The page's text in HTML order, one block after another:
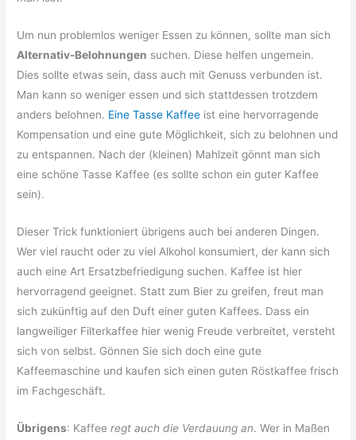
Um nun problemlos weniger Essen zu können, sollte man sich
Alternativ-Belohnungen suchen. Diese helfen ungemein.
Dies sollte etwas sein, dass auch mit Genuss verbunden ist.
Man kann so weniger essen und sich stattdessen trotzdem
anders belohnen. Eine Tasse Kaffee ist eine hervorragende
Kompensation und eine gute Möglichkeit, sich zu belohnen und
zu entspannen. Nach der (kleinen) Mahlzeit gönnt man sich
eine schöne Tasse Kaffee (es sollte schon ein guter Kaffee
sein).
Dieser Trick funktioniert übrigens auch bei anderen Dingen.
Wer viel raucht oder zu viel Alkohol konsumiert, der kann sich
auch eine Art Ersatzbefriedigung suchen. Kaffee ist hier
hervorragend geeignet. Statt zum Bier zu greifen, freut man
sich zukünftig auf den Duft einer guten Kaffees. Dass ein
langweiliger Filterkaffee hier wenig Freude verbreitet, versteht
sich von selbst. Gönnen Sie sich doch eine gute
Kaffeemaschine und kaufen sich einen guten Röstkaffee frisch
im Fachgeschäft.
Übrigens: Kaffeeregt auch die Verdauung an. Wer in Maßen